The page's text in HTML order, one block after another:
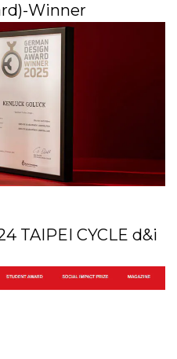
Winner
TAIPEI CYCLE d&i